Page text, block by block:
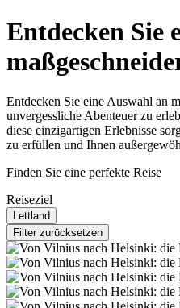
Entdecken Sie
Entdecken Sie eine Auswahl an
unvergessliche Abenteuer zu
diese einzigartigen Erlebnisse
zu erfüllen und Ihnen
Finden Sie eine perfekte Reise
Reiseziel
Lettland
Filter zurücksetzen